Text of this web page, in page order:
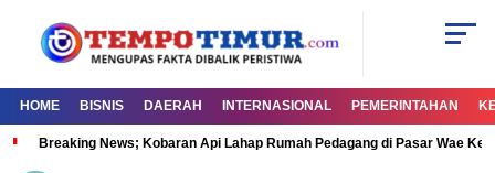
HOME BISNIS DAERAH INTERNASIONAL PEMERINTAHAN
Breaking News; Kobaran Api Lahap Rumah Pedagang di Pasar Wae